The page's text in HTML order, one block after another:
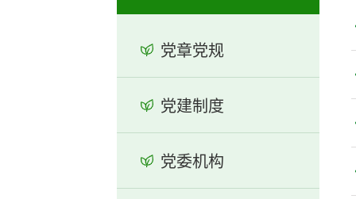
党章党规
党建制度
党委机构